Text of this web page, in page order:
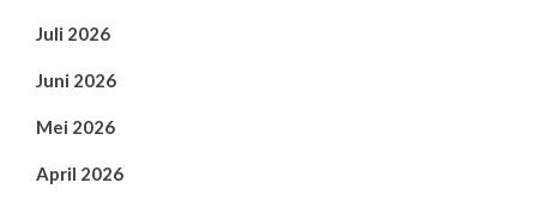
Juli 2026
Juni 2026
Mei 2026
April 2026